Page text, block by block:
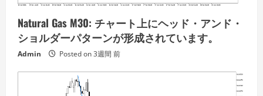
Natural Gas M30: チャート上にヘッド・アンド・
ショルダーパターンが形成されています。
Admin Posted on 3週間 前